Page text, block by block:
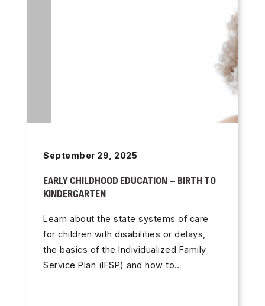
September 29, 2025
EARLY CHILDHOOD EDUCATION – BIRTH TO
KINDERGARTEN
Learn about the state systems of care
for children with disabilities or delays,
the basics of the Individualized Family
Service Plan (IFSP) and how to…